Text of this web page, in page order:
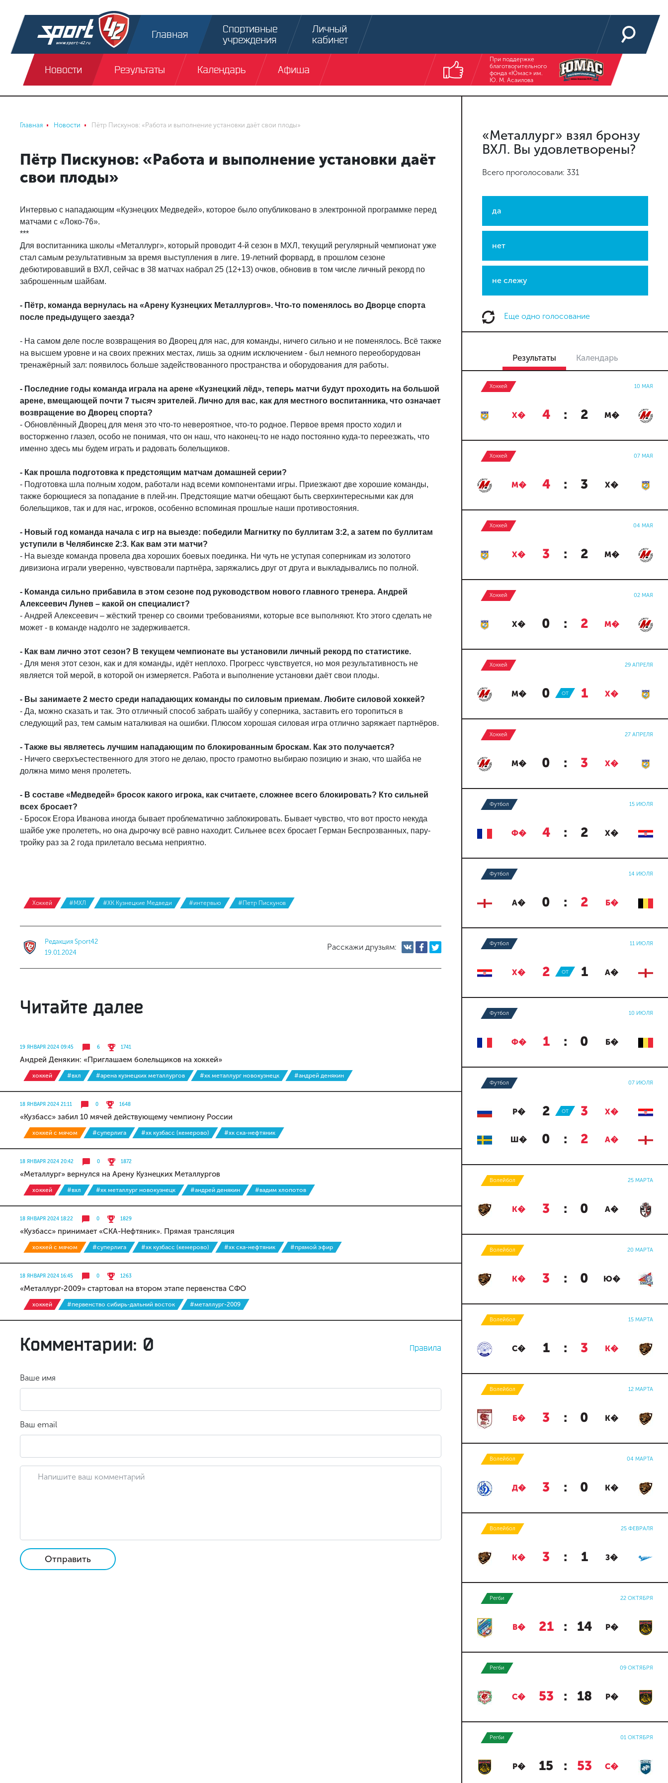
Главная
Спортивные
учреждения
Личный
кабинет
Новости Результаты Календарь Афиша
При поддержке
благотворительного
фонда «Юмас» им.
Ю. М. Асаилова
Главная Новости Пётр Пискунов: «Работа и выполнение установки даёт свои плоды»
Пётр Пискунов: «Работа и выполнение установки даёт
свои плоды»
Интервью с нападающим «Кузнецких Медведей», которое было опубликовано в электронной программке перед
матчами с «Локо-76».
***
Для воспитанника школы «Металлург», который проводит 4-й сезон в МХЛ, текущий регулярный чемпионат уже
стал самым результативным за время выступления в лиге. 19-летний форвард, в прошлом сезоне
дебютировавший в ВХЛ, сейчас в 38 матчах набрал 25 (12+13) очков, обновив в том числе личный рекорд по
заброшенным шайбам.
- Пётр, команда вернулась на «Арену Кузнецких Металлургов». Что-то поменялось во Дворце спорта
после предыдущего заезда?
- На самом деле после возвращения во Дворец для нас, для команды, ничего сильно и не поменялось. Всё также
на высшем уровне и на своих прежних местах, лишь за одним исключением - был немного переоборудован
тренажёрный зал: появилось больше задействованного пространства и оборудования для работы.
- Последние годы команда играла на арене «Кузнецкий лёд», теперь матчи будут проходить на большой
арене, вмещающей почти 7 тысяч зрителей. Лично для вас, как для местного воспитанника, что означает
возвращение во Дворец спорта?
- Обновлённый Дворец для меня это что-то невероятное, что-то родное. Первое время просто ходил и
восторженно глазел, особо не понимая, что он наш, что наконец-то не надо постоянно куда-то переезжать, что
именно здесь мы будем играть и радовать болельщиков.
- Как прошла подготовка к предстоящим матчам домашней серии?
- Подготовка шла полным ходом, работали над всеми компонентами игры. Приезжают две хорошие команды,
также борющиеся за попадание в плей-ин. Предстоящие матчи обещают быть сверхинтересными как для
болельщиков, так и для нас, игроков, особенно вспоминая прошлые наши противостояния.
- Новый год команда начала с игр на выезде: победили Магнитку по буллитам 3:2, а затем по буллитам
уступили в Челябинске 2:3. Как вам эти матчи?
- На выезде команда провела два хороших боевых поединка. Ни чуть не уступая соперникам из золотого
дивизиона играли уверенно, чувствовали партнёра, заряжались друг от друга и выкладывались по полной.
- Команда сильно прибавила в этом сезоне под руководством нового главного тренера. Андрей
Алексеевич Лунев – какой он специалист?
- Андрей Алексеевич – жёсткий тренер со своими требованиями, которые все выполняют. Кто этого сделать не
может - в команде надолго не задерживается.
- Как вам лично этот сезон? В текущем чемпионате вы установили личный рекорд по статистике.
- Для меня этот сезон, как и для команды, идёт неплохо. Прогресс чувствуется, но моя результативность не
является той мерой, в которой он измеряется. Работа и выполнение установки даёт свои плоды.
- Вы занимаете 2 место среди нападающих команды по силовым приемам. Любите силовой хоккей?
- Да, можно сказать и так. Это отличный способ забрать шайбу у соперника, заставить его торопиться в
следующий раз, тем самым наталкивая на ошибки. Плюсом хорошая силовая игра отлично заряжает партнёров.
- Также вы являетесь лучшим нападающим по блокированным броскам. Как это получается?
- Ничего сверхъестественного для этого не делаю, просто грамотно выбираю позицию и знаю, что шайба не
должна мимо меня пролететь.
- В составе «Медведей» бросок какого игрока, как считаете, сложнее всего блокировать? Кто сильней
всех бросает?
- Бросок Егора Иванова иногда бывает проблематично заблокировать. Бывает чувство, что вот просто некуда
шайбе уже пролететь, но она дырочку всё равно находит. Сильнее всех бросает Герман Беспрозванных, пару-
тройку раз за 2 года прилетало весьма неприятно.
Хоккей #МХЛ #ХК Кузнецкие Медведи #интервью #Петр Пискунов
Редакция Sport42
19.01.2024
Расскажи друзьям:
Читайте далее
19 ЯНВАРЯ 2024 09:45 6 1741
Андрей Денякин: «Приглашаем болельщиков на хоккей»
хоккей #вхл #арена кузнецких металлургов #хк металлург новокузнецк #андрей денякин
18 ЯНВАРЯ 2024 21:11 0 1648
«Кузбасс» забил 10 мячей действующему чемпиону России
хоккей с мячом #суперлига #хк кузбасс (кемерово) #хк ска-нефтяник
18 ЯНВАРЯ 2024 20:42 0 1872
«Металлург» вернулся на Арену Кузнецких Металлургов
хоккей #вхл #хк металлург новокузнецк #андрей денякин #вадим хлопотов
18 ЯНВАРЯ 2024 18:22 0 1829
«Кузбасс» принимает «СКА-Нефтяник». Прямая трансляция
хоккей с мячом #суперлига #хк кузбасс (кемерово) #хк ска-нефтяник #прямой эфир
18 ЯНВАРЯ 2024 16:45 0 1263
«Металлург-2009» стартовал на втором этапе первенства СФО
хоккей #первенство сибирь-дальний восток #металлург-2009
Комментарии: 0 Правила
Ваше имя
Ваш email
Отправить
«Металлург» взял бронзу
ВХЛ. Вы удовлетворены?
Всего проголосовали: 331
да
нет
не слежу
Еще одно голосование
Результаты Календарь
Хоккей 10 МАЯ
Х� 4 : 2 М�
Хоккей 07 МАЯ
М� 4 : 3 Х�
Хоккей 04 МАЯ
Х� 3 : 2 М�
Хоккей 02 МАЯ
Х� 0 : 2 М�
Хоккей 29 АПРЕЛЯ
М� 0 : 1 Х�
ОТ
Хоккей 27 АПРЕЛЯ
М� 0 : 3 Х�
Футбол 15 ИЮЛЯ
Ф� 4 : 2 Х�
Футбол 14 ИЮЛЯ
А� 0 : 2 Б�
Футбол 11 ИЮЛЯ
Х� 2 : 1 А�
ОТ
Футбол 10 ИЮЛЯ
Ф� 1 : 0 Б�
Футбол 07 ИЮЛЯ
Р� 2 : 3 Х�
ОТ
Ш� 0 : 2 А�
Волейбол 25 МАРТА
К� 3 : 0 А�
Волейбол 20 МАРТА
К� 3 : 0 Ю�
Волейбол 15 МАРТА
С� 1 : 3 К�
Волейбол 12 МАРТА
Б� 3 : 0 К�
Волейбол 04 МАРТА
Д� 3 : 0 К�
Волейбол 25 ФЕВРАЛЯ
К� 3 : 1 З�
Регби 22 ОКТЯБРЯ
В� 21 : 14 Р�
Регби 09 ОКТЯБРЯ
С� 53 : 18 Р�
Регби 01 ОКТЯБРЯ
Р� 15 : 53 С�